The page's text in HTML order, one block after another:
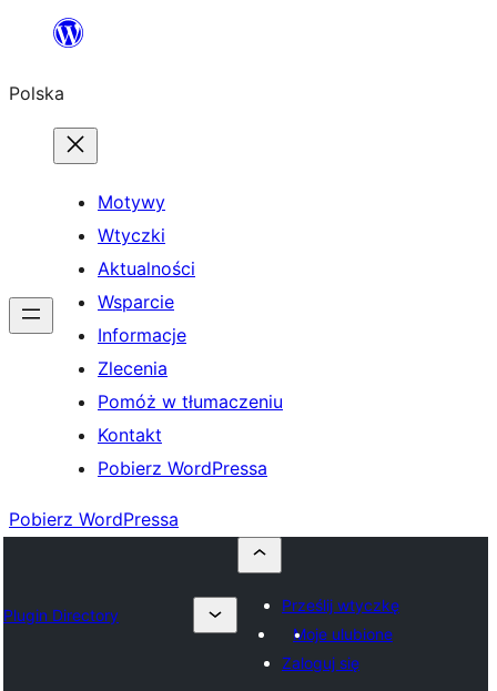
Przejdź
treści
Polska
Motywy
Wtyczki
Aktualności
Wsparcie
Informacje
Zlecenia
Pomóż w tłumaczeniu
Kontakt
Pobierz WordPressa
Pobierz WordPressa
Plugin Directory
Prześlij wtyczkę
Moje ulubione
Zaloguj się